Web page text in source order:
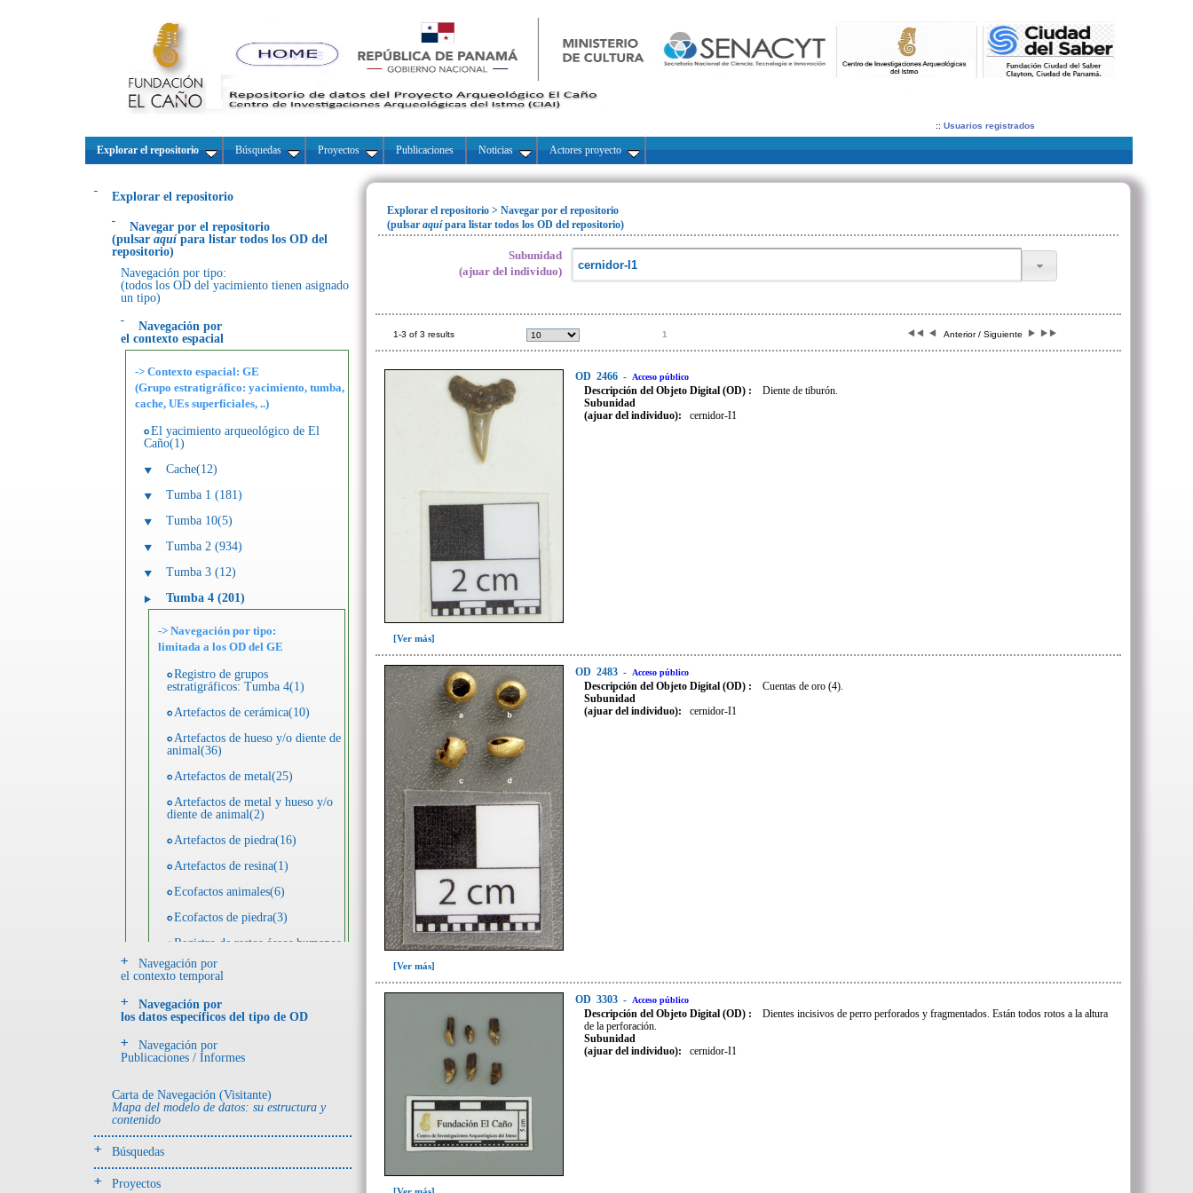
:: Usuarios registrados
Explorar el repositorio Búsquedas Proyectos Publicaciones Noticias Actores proyecto
Explorar el repositorio
Navegar por el repositorio
(pulsar aquí para listar todos los OD del
repositorio)
Navegación por tipo:
(todos los OD del yacimiento tienen asignado
un tipo)
Navegación por
el contexto espacial
-> Contexto espacial: GE
(Grupo estratigráfico: yacimiento, tumba,
cache, UEs superficiales, ..)
El yacimiento arqueológico de El
Caño(1)
Cache(12)
Tumba 1 (181)
Tumba 10(5)
Tumba 2 (934)
Tumba 3 (12)
Tumba 4 (201)
-> Navegación por tipo:
limitada a los OD del GE
Registro de grupos
estratigráficos: Tumba 4(1)
Artefactos de cerámica(10)
Artefactos de hueso y/o diente de
animal(36)
Artefactos de metal(25)
Artefactos de metal y hueso y/o
diente de animal(2)
Artefactos de piedra(16)
Artefactos de resina(1)
Ecofactos animales(6)
Ecofactos de piedra(3)
Registro de restos óseos humanos
(individuos)(32)
Registro de unidades
donde se halló el objeto
-> Hallado en UE del tipo:
Objetos clasificados según
Navegación por
el contexto temporal
Navegación por
los datos específicos del tipo de OD
Navegación por
Publicaciones / Informes
Carta de Navegación (Visitante)
Mapa del modelo de datos: su estructura y
contenido
Búsquedas
Proyectos
Explorar el repositorio > Navegar por el repositorio
(pulsar aquípara listar todos los OD del repositorio)
Subunidad
(ajuar del individuo)
1-3 of 3 results 1 Anterior / Siguiente
OD 2466 - Acceso público
Descripción del Objeto Digital (OD) :
Diente de tiburón.
Subunidad
(ajuar del individuo):
cernidor-I1
[Ver más]
OD 2483 - Acceso público
Descripción del Objeto Digital (OD) :
Cuentas de oro (4).
Subunidad
(ajuar del individuo):
cernidor-I1
[Ver más]
OD 3303 - Acceso público
Descripción del Objeto Digital (OD) :
Dientes incisivos de perro perforados y fragmentados. Están todos rotos a la altura
de la perforación.
Subunidad
(ajuar del individuo):
cernidor-I1
[Ver más]